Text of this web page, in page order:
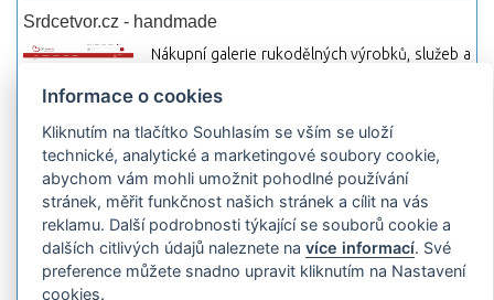
Srdcetvor.cz - handmade
Nákupní galerie rukodělných výrobků, služeb a
začít prodávat nebo jen nakupovat.
Hledej-hosting.cz - webhosting, VPS
hosting
Přehled webhostingových, multihosting a VPS
hosting programů s možností jejich
pokročilého vyhledávání a porovnávání.
Najděte si jednoduše vhodný hosting.
Informace o cookies
Kliknutím na tlačítko Souhlasím se vším se uloží
technické, analytické a marketingové soubory cookie,
abychom vám mohli umožnit pohodlné používání
stránek, měřit funkčnost našich stránek a cílit na vás
reklamu. Další podrobnosti týkající se souborů cookie a
dalších citlivých údajů naleznete navíce informací. Své
preference můžete snadno upravit kliknutím na Nastavení
cookies.